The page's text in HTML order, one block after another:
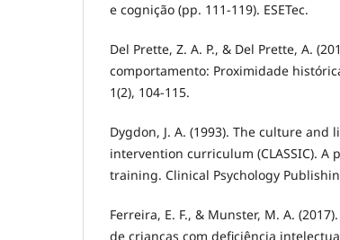
e cognição (pp. 111-119). ESETec.
Del Prette, Z. A. P., & Del Prette, A.
comportamento: Proximidade
1(2), 104-115.
Dygdon, J. A. (1993). The culture
intervention curriculum (CLASSIC).
training. Clinical Psychology
Ferreira, E. F., & Munster, M. A.
de crianças com deficiência